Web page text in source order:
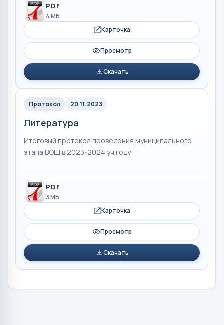
PDF
4 МБ
Карточка
Просмотр
Скачать
Протокол 20.11.2023
Литература
Итоговый протокол проведения муниципального
этапа ВОШ в 2023-2024 уч.году
PDF
3 МБ
Карточка
Просмотр
Скачать